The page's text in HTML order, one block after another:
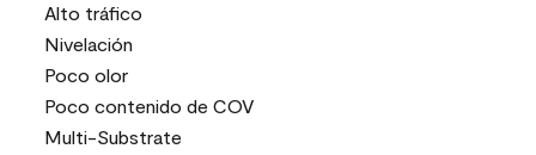
Alto tráfico
Nivelación
Poco olor
Poco contenido de COV
Multi-Substrate